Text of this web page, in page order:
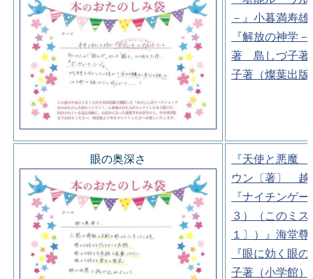
－』小暮満寿
『解放の神学
著 島しづ子
子著（燦葉出版
眼の奥深さ
『天使と悪魔
ウン〔著〕 越
『ナイチンゲ
３）（このミ
１〕）』海堂
『眼に効く眼
子著（小学館）